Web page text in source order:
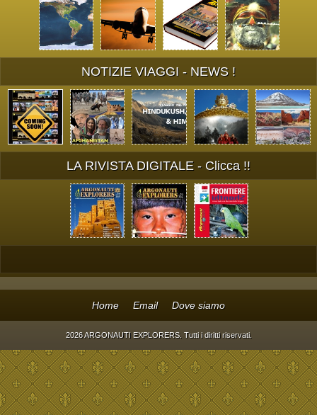
NOTIZIE VIAGGI - NEWS !
LA RIVISTA DIGITALE - Clicca !!
Home Email Dove siamo
2026 ARGONAUTI EXPLORERS. Tutti i diritti riservati.